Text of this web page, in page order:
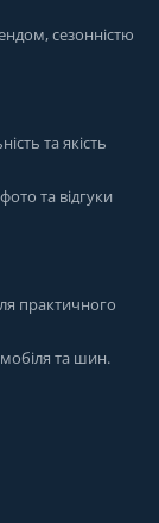
сезонністю
та якість
та відгуки
практичного
та шин.